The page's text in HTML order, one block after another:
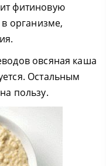
фитиновую
в организме,
овсяная каша
Остальным
пользу.